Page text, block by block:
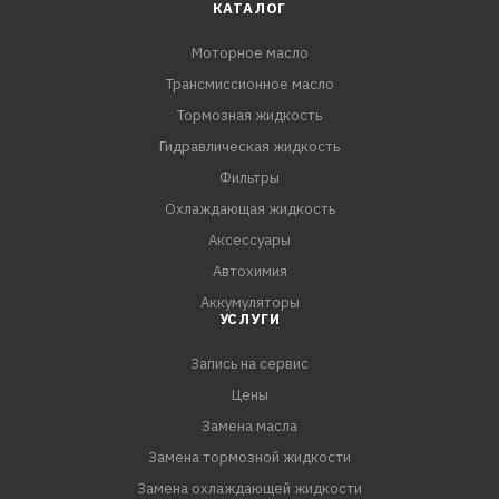
КАТАЛОГ
Моторное масло
Трансмиссионное масло
Тормозная жидкость
Гидравлическая жидкость
Фильтры
Охлаждающая жидкость
Аксессуары
Автохимия
Аккумуляторы
УСЛУГИ
Запись на сервис
Цены
Замена масла
Замена тормозной жидкости
Замена охлаждающей жидкости